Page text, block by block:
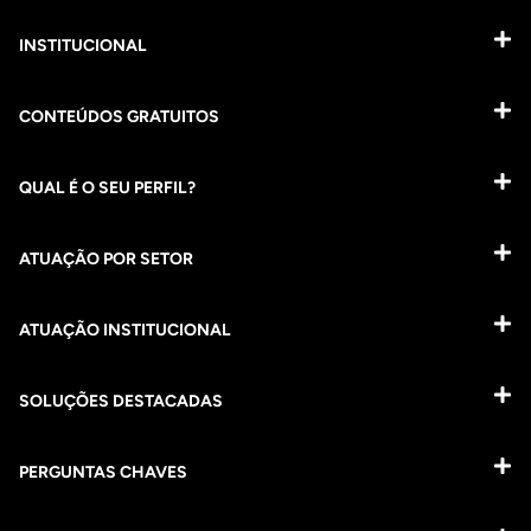
INSTITUCIONAL
CONTEÚDOS GRATUITOS
QUAL É O SEU PERFIL?
ATUAÇÃO POR SETOR
ATUAÇÃO INSTITUCIONAL
SOLUÇÕES DESTACADAS
PERGUNTAS CHAVES​